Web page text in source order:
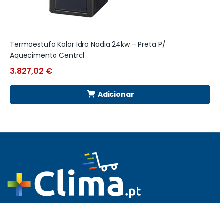
Termoestufa Kalor Idro Nadia 24kw – Preta P/
Aquecimento Central
3.827,02 €
Adicionar